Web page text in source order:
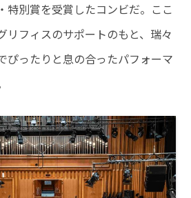
特別賞を受賞したコンビだ。ここ
リフィスのサポートのもと、瑞々
ぴったりと息の合ったパフォーマ